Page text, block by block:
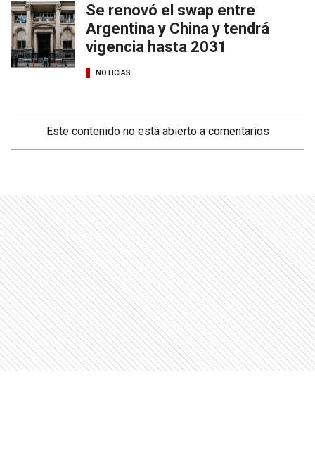
Se renovó el swap entre
Argentina y China y tendrá
vigencia hasta 2031
NOTICIAS
Este contenido no está abierto a comentarios